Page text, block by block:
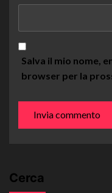
Salva il mio nome,
browser per la
Cerca